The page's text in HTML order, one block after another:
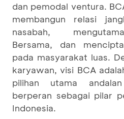
dan pemodal ventura.
membangun relasi
nasabah,
Bersama, dan
pada masyarakat luas.
karyawan, visi BCA
pilihan utama
berperan sebagai pilar
Indonesia.